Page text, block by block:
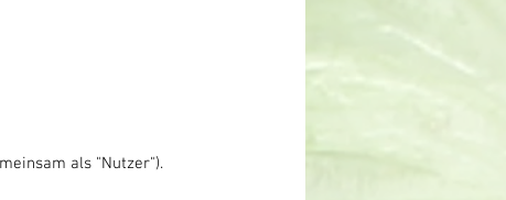
als "Nutzer").